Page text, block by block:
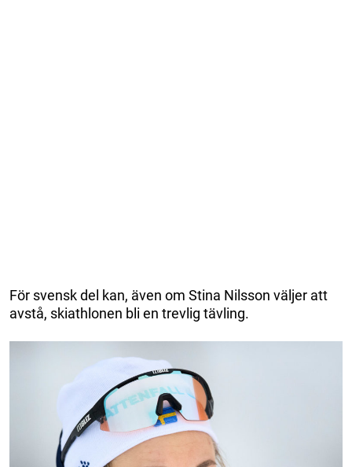
För svensk del kan, även om Stina Nilsson väljer att
avstå, skiathlonen bli en trevlig tävling.